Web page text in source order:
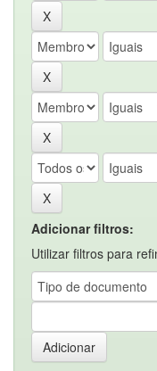
Adicionar filtros:
Utilizar filtros para